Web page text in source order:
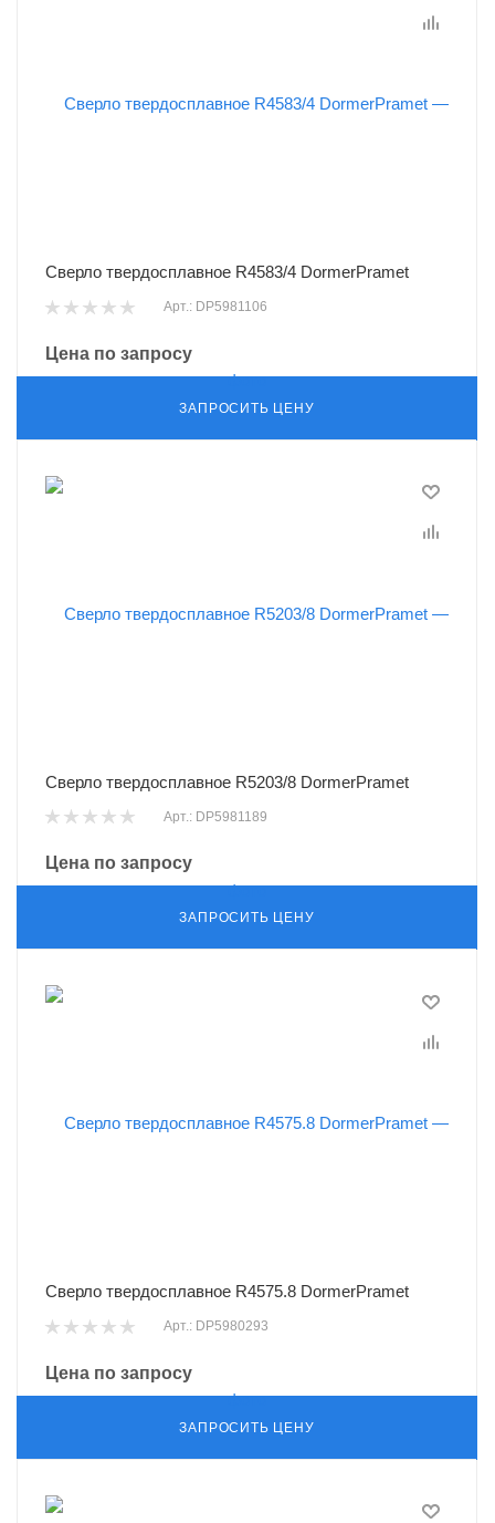
Сверло твердосплавное R4583/4 DormerPramet
Арт.: DP5981106
Цена по запросу
ЗАПРОСИТЬ ЦЕНУ
Сверло твердосплавное R5203/8 DormerPramet
Арт.: DP5981189
Цена по запросу
ЗАПРОСИТЬ ЦЕНУ
Сверло твердосплавное R4575.8 DormerPramet
Арт.: DP5980293
Цена по запросу
ЗАПРОСИТЬ ЦЕНУ